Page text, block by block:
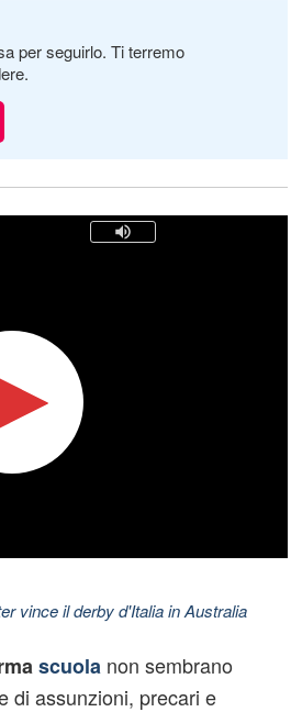
per seguirlo. Ti terremo
vince il derby d'Italia in Australia
scuola non sembrano
di assunzioni, precari e